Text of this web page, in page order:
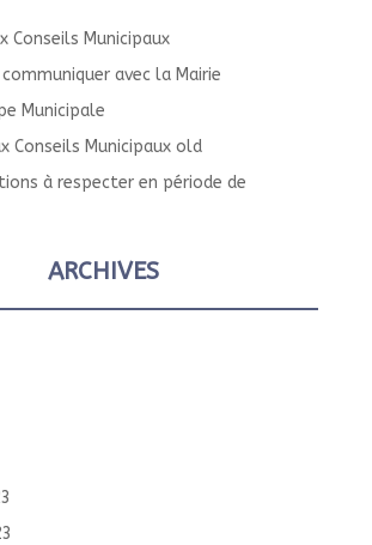
Conseils Municipaux
avec la Mairie
Municipale
Conseils Municipaux old
à respecter en période de
ARCHIVES